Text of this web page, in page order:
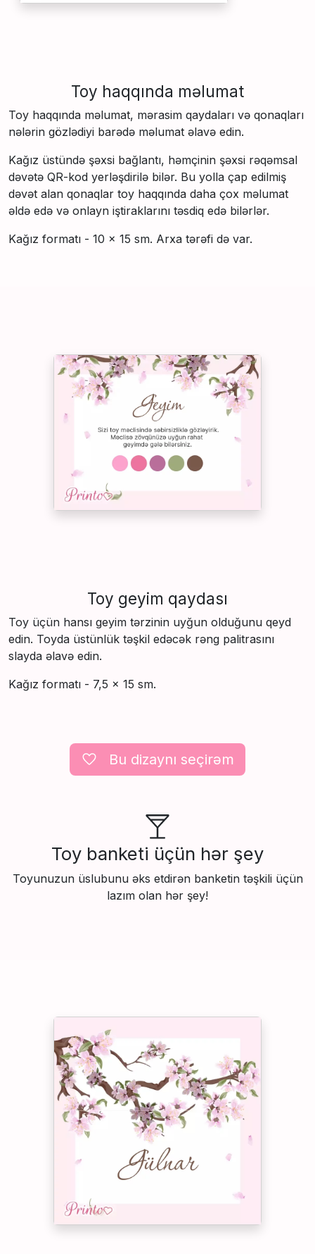
Toy haqqında məlumat
Toy haqqında məlumat, mərasim qaydaları və qonaqları
nələrin gözlədiyi barədə məlumat əlavə edin.
Kağız üstündə şəxsi bağlantı, həmçinin şəxsi rəqəmsal
dəvətə QR-kod yerləşdirilə bilər. Bu yolla çap edilmiş
dəvət alan qonaqlar toy haqqında daha çox məlumat
əldə edə və onlayn iştiraklarını təsdiq edə bilərlər.
Kağız formatı - 10 × 15 sm. Arxa tərəfi də var.
Toy geyim qaydası
Toy üçün hansı geyim tərzinin uyğun olduğunu qeyd
edin. Toyda üstünlük təşkil edəcək rəng palitrasını
slayda əlavə edin.
Kağız formatı - 7,5 × 15 sm.
Вu dizaynı seçirəm
Toy banketi üçün hər şey
Toyunuzun üslubunu əks etdirən banketin təşkili üçün
lazım olan hər şey!